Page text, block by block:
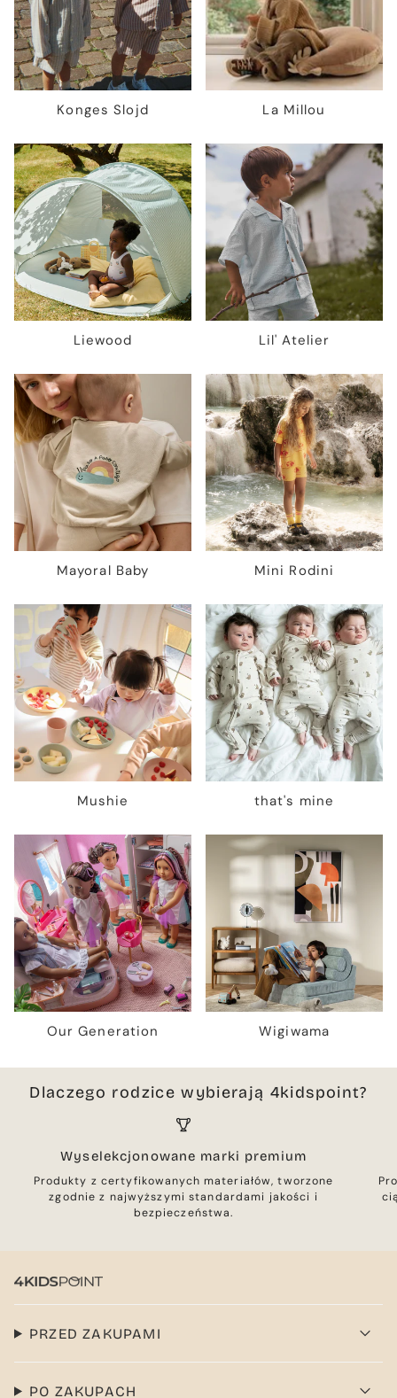
Konges Slojd La Millou
Liewood Lil' Atelier
Mayoral Baby Mini Rodini
Mushie that's mine
Our Generation Wigiwama
Dlaczego rodzice wybierają 4kidspoint?
Wyselekcjonowane marki premium
Produkty z certyfikowanych materiałów, tworzone
zgodnie z najwyższymi standardami jakości i
bezpieczeństwa.
PRZED ZAKUPAMI
PO ZAKUPACH